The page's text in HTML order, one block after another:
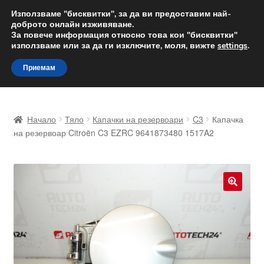
ДОСТАВКА от 12 лв.
Доставка по целия свят
Skip
to
navigation
Skip
to
content
Доставка по целия свят
Контакт
Начало Тяло Капачки на резервоари C3
Капачка
на резервоар Citroën C3 EZRC 9641873480 1517A2
Използваме "бисквитки", за да ви предоставим най-
доброто онлайн изживяване.
За повече информация относно това кои "бисквитки"
използваме или за да ги изключите, моля, вижте settings.
Приемам